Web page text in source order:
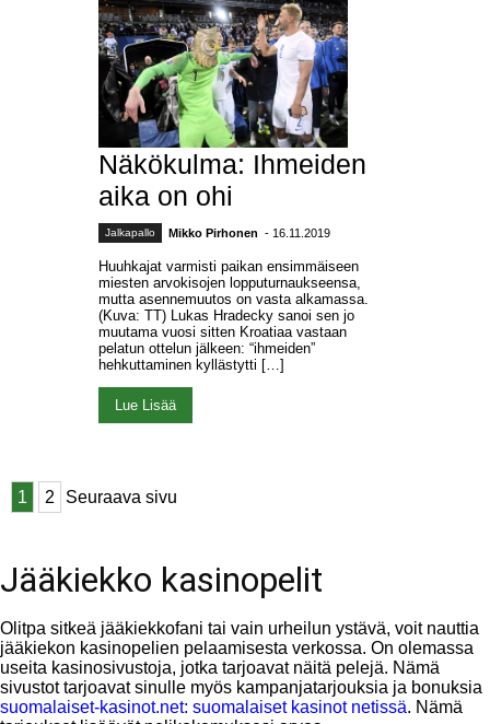
Näkökulma: Ihmeiden
aika on ohi
Jalkapallo Mikko Pirhonen - 16.11.2019
Huuhkajat varmisti paikan ensimmäiseen
miesten arvokisojen lopputurnaukseensa,
mutta asennemuutos on vasta alkamassa.
(Kuva: TT) Lukas Hradecky sanoi sen jo
muutama vuosi sitten Kroatiaa vastaan
pelatun ottelun jälkeen: “ihmeiden”
hehkuttaminen kyllästytti […]
Lue Lisää
1 2 Seuraava sivu
Jääkiekko kasinopelit
Olitpa sitkeä jääkiekkofani tai vain urheilun ystävä, voit nauttia
jääkiekon kasinopelien pelaamisesta verkossa. On olemassa
useita kasinosivustoja, jotka tarjoavat näitä pelejä. Nämä
sivustot tarjoavat sinulle myös kampanjatarjouksia ja bonuksia
suomalaiset-kasinot.net: suomalaiset kasinot netissä. Nämä